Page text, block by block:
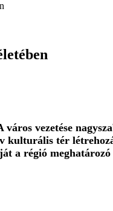
vezetése
tér
a régió